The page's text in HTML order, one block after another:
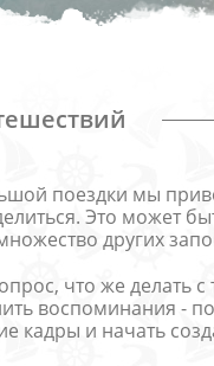
поездки мы
Это может
других
что же делать
воспоминания -
кадры и начать